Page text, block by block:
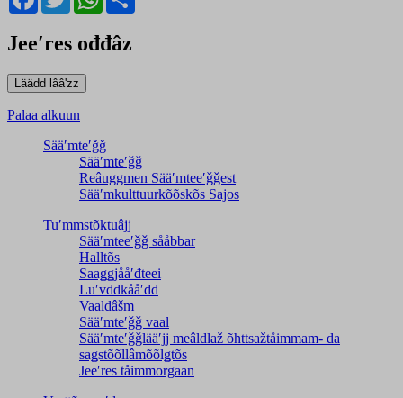
Jeeʹres ođđâz
Palaa alkuun
Sääʹmteʹǧǧ
Sääʹmteʹǧǧ
Reâuggmen Sääʹmteeʹǧǧest
Sääʹmkulttuurkõõskõs Sajos
Tuʹmmstõktuâjj
Sääʹmteeʹǧǧ sååbbar
Halltõs
Saaǥǥjååʹđteei
Luʹvddkååʹdd
Vaaldâšm
Sääʹmteʹǧǧ vaal
Sääʹmteʹǧǧlääʹjj meâldlaž õhttsažtåimmam- da
saǥstõõllâmõõlǥtõs
Jeeʹres tåimmorgaan